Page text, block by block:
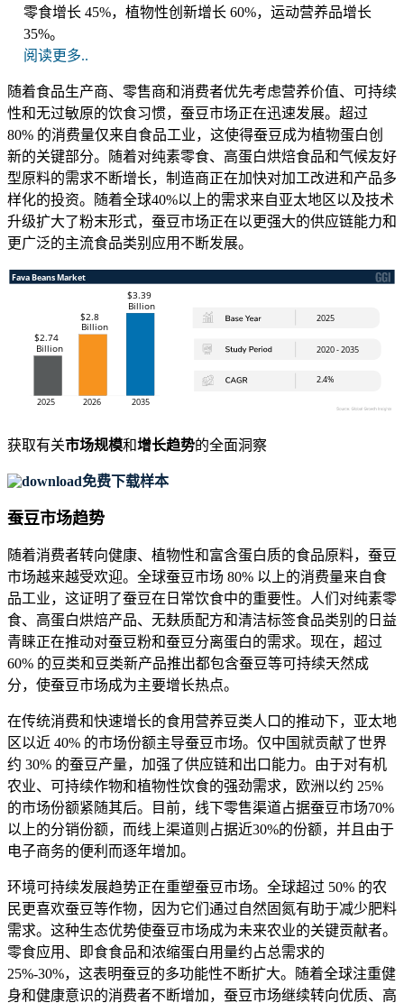
零食增长 45%，植物性创新增长 60%，运动营养品增长
35%。
阅读更多..
随着食品生产商、零售商和消费者优先考虑营养价值、可持续
性和无过敏原的饮食习惯，蚕豆市场正在迅速发展。超过
80% 的消费量仅来自食品工业，这使得蚕豆成为植物蛋白创
新的关键部分。随着对纯素零食、高蛋白烘焙食品和气候友好
型原料的需求不断增长，制造商正在加快对加工改进和产品多
样化的投资。随着全球40%以上的需求来自亚太地区以及技术
升级扩大了粉末形式，蚕豆市场正在以更强大的供应链能力和
更广泛的主流食品类别应用不断发展。
获取有关市场规模和增长趋势的全面洞察
免费下载样本
蚕豆市场趋势
随着消费者转向健康、植物性和富含蛋白质的食品原料，蚕豆
市场越来越受欢迎。全球蚕豆市场 80% 以上的消费量来自食
品工业，这证明了蚕豆在日常饮食中的重要性。人们对纯素零
食、高蛋白烘焙产品、无麸质配方和清洁标签食品类别的日益
青睐正在推动对蚕豆粉和蚕豆分离蛋白的需求。现在，超过
60% 的豆类和豆类新产品推出都包含蚕豆等可持续天然成
分，使蚕豆市场成为主要增长热点。
在传统消费和快速增长的食用营养豆类人口的推动下，亚太地
区以近 40% 的市场份额主导蚕豆市场。仅中国就贡献了世界
约 30% 的蚕豆产量，加强了供应链和出口能力。由于对有机
农业、可持续作物和植物性饮食的强劲需求，欧洲以约 25%
的市场份额紧随其后。目前，线下零售渠道占据蚕豆市场70%
以上的分销份额，而线上渠道则占据近30%的份额，并且由于
电子商务的便利而逐年增加。
环境可持续发展趋势正在重塑蚕豆市场。全球超过 50% 的农
民更喜欢蚕豆等作物，因为它们通过自然固氮有助于减少肥料
需求。这种生态优势使蚕豆市场成为未来农业的关键贡献者。
零食应用、即食食品和浓缩蛋白用量约占总需求的
25%-30%，这表明蚕豆的多功能性不断扩大。随着全球注重健
身和健康意识的消费者不断增加，蚕豆市场继续转向优质、高